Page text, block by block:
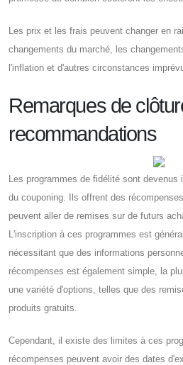
Les prix et les frais peuvent changer en
changements du marché, les
l'inflation et d'autres circonstances
Remarques de
recommandations
Les programmes de fidélité sont
du couponing. Ils offrent des
peuvent aller de remises sur de futurs
L'inscription à ces programmes est
nécessitant que des informations
récompenses est également simple, la
une variété d'options, telles que des
produits gratuits.
Cependant, il existe des limites à ces
récompenses peuvent avoir des dates